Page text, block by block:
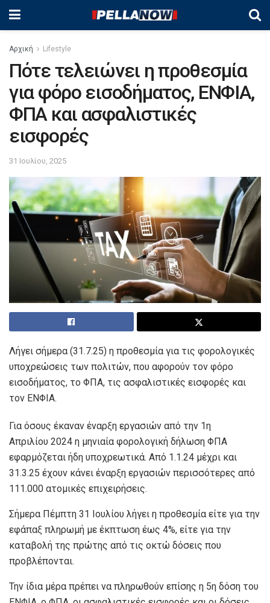
Αρχική Lifestyle
Πότε τελειώνει η προθεσμία
για φόρο εισοδήματος, ΕΝΦΙΑ,
ΦΠΑ και ασφαλιστικές
εισφορές
31 Ιουλίου, 2025
Λήγει σήμερα (31.7.25) η προθεσμία για τις φορολογικές
υποχρεώσεις των πολιτών, που αφορούν τον φόρο
εισοδήματος, το ΦΠΑ, τις ασφαλιστικές εισφορές και
τον ΕΝΦΙΑ.
Για όσους έκαναν έναρξη εργασιών από την 1η
Απριλίου 2024 η μηνιαία φορολογική δήλωση ΦΠΑ
εφαρμόζεται ήδη υποχρεωτικά. Από 1.1.24 μέχρι και
31.3.25 έχουν κάνει έναρξη εργασιών περισσότερες από
111.000 ατομικές επιχειρήσεις.
Σήμερα Πέμπτη 31 Ιουλίου λήγει η προθεσμία είτε για την
εφάπαξ πληρωμή με έκπτωση έως 4%, είτε για την
καταβολή της πρώτης από τις οκτώ δόσεις που
προβλέπονται.
Την ίδια μέρα πρέπει να πληρωθούν επίσης η 5η δόση του